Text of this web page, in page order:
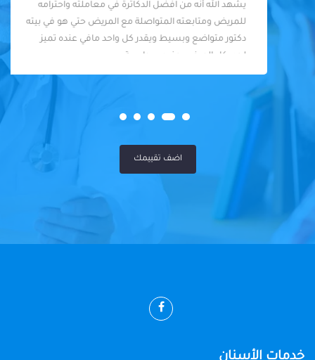
يشهد الله أنه من افضل الدكاترة في معاملته واحترامه
للمريض ومتابعته المتواصلة مع المريض حتي هو في بيته
دكتور متواضع وبسيط ويقدر كل واحد مافي عنده تميز
لحد. كل المرضى عنده سواسية
اضف تقييمك